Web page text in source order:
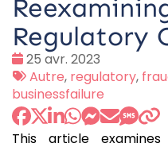
Regulatory
Date
:
25 avr. 2023
Tags
:
Autre, regulatory,
businessfailure
This article